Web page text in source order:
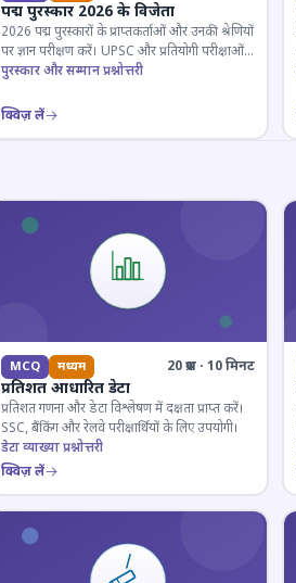
पद्म पुरस्कार 2026 के विजेता
2026 पद्म पुरस्कारों के प्राप्तकर्ताओं और उनकी श्रेणियों
पर ज्ञान परीक्षण करें। UPSC और प्रतियोगी परीक्षाओं
के लिए महत्वपूर्ण।
पुरस्कार और सम्मान प्रश्नोत्तरी
क्विज़ लें
MCQ मध्यम 20 प्रश्न · 10 मिनट
प्रतिशत आधारित डेटा
प्रतिशत गणना और डेटा विश्लेषण में दक्षता प्राप्त करें।
SSC, बैंकिंग और रेलवे परीक्षार्थियों के लिए उपयोगी।
डेटा व्याख्या प्रश्नोत्तरी
क्विज़ लें